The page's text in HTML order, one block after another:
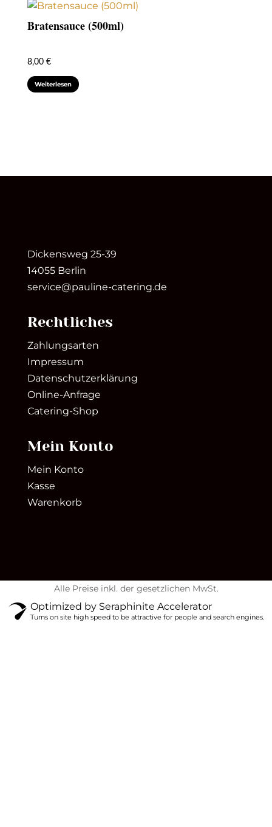
Bratensauce (500ml)
8,00 €
Weiterlesen
Dickensweg 25-39
14055 Berlin
service@pauline-catering.de
Rechtliches
Zahlungsarten
Impressum
Datenschutzerklärung
Online-Anfrage
Catering-Shop
Mein Konto
Mein Konto
Kasse
Warenkorb
Alle Preise inkl. der gesetzlichen MwSt.
Optimized by Seraphinite Accelerator
Turns on site high speed to be attractive for people and search engines.